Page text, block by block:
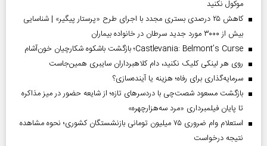
موکول نکنید
کاهش ۲۵ درصدی بستری مجدد با اجرای طرح «پرستار پیگیر» | شناسایی
بیش از ۳۰۰۰ مورد جدید سرطان در خانواده بیماران
Castlevania: Belmont’s Curse؛ بازگشت باشکوه شکارچیان خون‌آشام
روی هر لینکی کلیک نکنید، دام کلاهبرداران سایبری همین‌جاست
سرمایه‌گذاری برای رفاه؛ هزینه یا آینده‌سازی؟
بازگشت مسعود شصت‌چی با دردسر‌های تازه؛ از شایعه حضور در میز مذاکره
تا پایان فیلمبرداری «مرد سه‌هزارچهره»
استعلام وام ضروری ۷۵ میلیون تومانی بازنشستگان کشوری؛ نحوه مشاهده
نتیجه درخواست